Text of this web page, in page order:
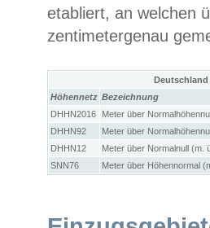
etabliert, an welchen
zentimetergenau
Höhennetz Bezeichnung
DHHN2016
Meter über
DHHN92
Meter über
DHHN12
Meter über Normalnull (m.
SNN76
Meter über Höhennormal